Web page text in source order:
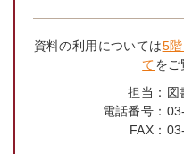
資料の利用については5
てをご
担当： 図
電話番号：
FAX：